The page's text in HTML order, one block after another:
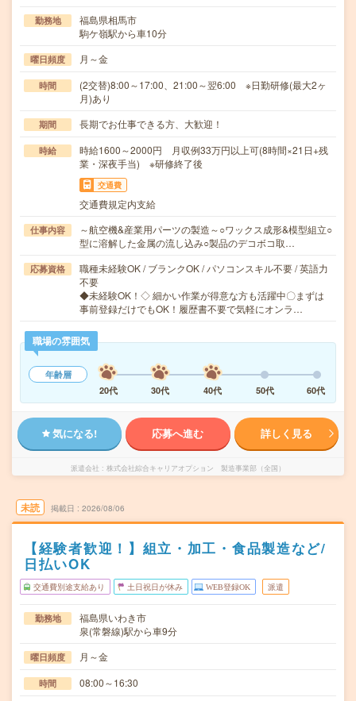
勤務地
福島県相馬市
駒ケ嶺駅から車10分
曜日頻度 月～金
時間
(2交替)8:00～17:00、21:00～翌6:00 ※日勤研修(最大2ヶ
月)あり
期間 長期でお仕事できる方、大歓迎！
時給
時給1600～2000円 月収例33万円以上可(8時間×21日+残
業・深夜手当) ※研修終了後
交通費
交通費規定内支給
仕事内容
～航空機&産業用パーツの製造～○ワックス成形&模型組立○
型に溶解した金属の流し込み○製品のデコボコ取…
応募資格
職種未経験OK / ブランクOK / パソコンスキル不要 / 英語力
不要
◆未経験OK！◇ 細かい作業が得意な方も活躍中〇まずは
事前登録だけでもOK！履歴書不要で気軽にオンラ…
職場の雰囲気
年齢層
20代
30代 40代 50代 60代
気になる! 応募へ進む 詳しく見る
派遣会社 株式会社綜合キャリアオプション 製造事業部（全国）
未読 掲載日 2026/08/06
【経験者歓迎！】組立・加工・食品製造など/
日払いOK
交通費別途支給あり 土日祝日が休み WEB登録OK 派遣
勤務地
福島県いわき市
泉(常磐線)駅から車9分
曜日頻度 月～金
時間 08:00～16:30